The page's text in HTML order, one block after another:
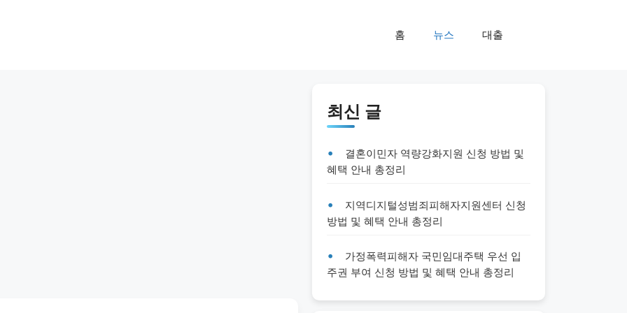
홈 뉴스 대출
최신 글
결혼이민자 역량강화지원 신청 방법 및
혜택 안내 총정리
지역디지털성범죄피해자지원센터 신청
방법 및 혜택 안내 총정리
가정폭력피해자 국민임대주택 우선 입
주권 부여 신청 방법 및 혜택 안내 총정리